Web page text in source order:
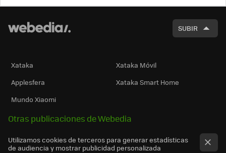
SUBIR
Xataka
Xataka Móvil
Applesfera
Xataka Smart Home
Mundo Xiaomi
Otras publicaciones de Webedia
Utilizamos cookies de terceros para generar estadísticas
de audiencia y mostrar publicidad personalizada